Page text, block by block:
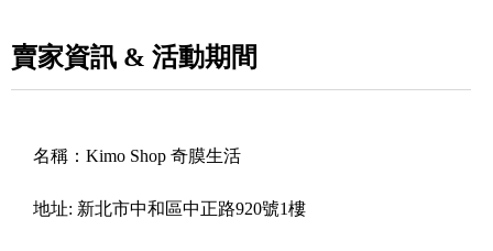
賣家資訊 & 活動期間
名稱： Kimo Shop 奇膜生活
地址: 新北市中和區中正路920號1樓